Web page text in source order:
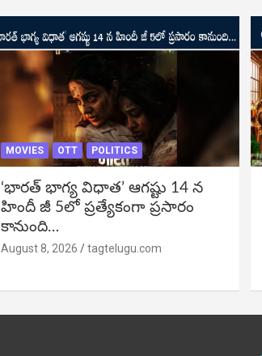
MOVIES OTT POLITICS
‘భారత్ భాగ్య విధాత’ ఆగష్టు 14 న
హిందీ జీ 5లో ప్రత్యేకంగా ప్రసారం
కానుంది…
August 8, 2026 tagtelugu.com